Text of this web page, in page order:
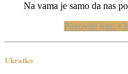
Na vama je samo da nas
Pozovite nas:
Ukratko